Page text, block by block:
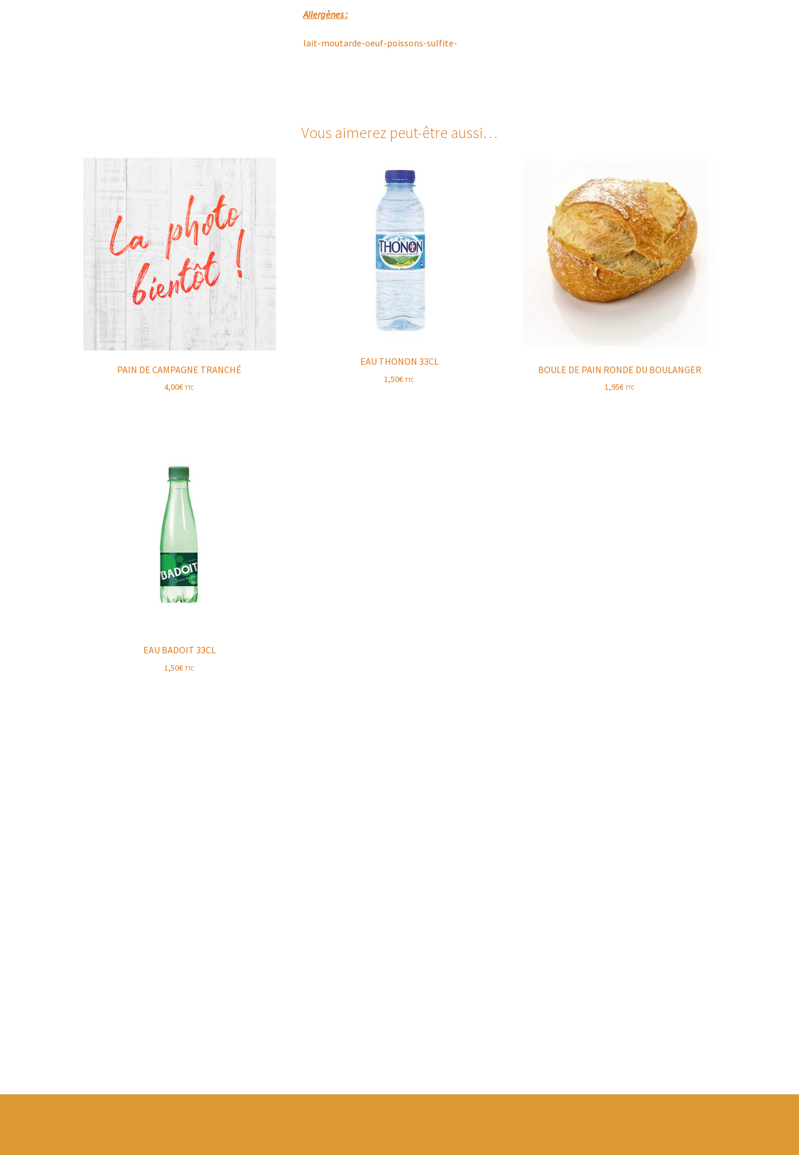
Allergènes :
lait-moutarde-oeuf-poissons-sulfite-
Vous aimerez peut-être aussi…
PAIN DE CAMPAGNE TRANCHÉ
4,00€ TTC
EAU THONON 33CL
1,50€ TTC
BOULE DE PAIN RONDE DU BOULANGER
1,95€ TTC
EAU BADOIT 33CL
1,50€ TTC